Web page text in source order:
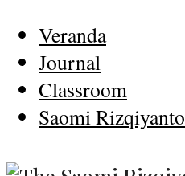
Veranda
Journal
Classroom
Saomi Rizqiyanto